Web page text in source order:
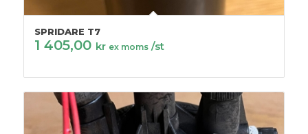
SPRIDARE T7
1 405,00 kr ex moms /st